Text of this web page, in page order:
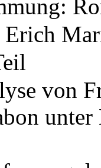
von